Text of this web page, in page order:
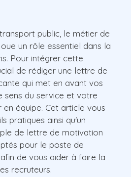
public, le métier de
un rôle essentiel dans la
Pour intégrer cette
de rédiger une lettre de
qui met en avant vos
sens du service et votre
équipe. Cet article vous
pratiques ainsi qu'un
de lettre de motivation
pour le poste de
de vous aider à faire la
recruteurs.